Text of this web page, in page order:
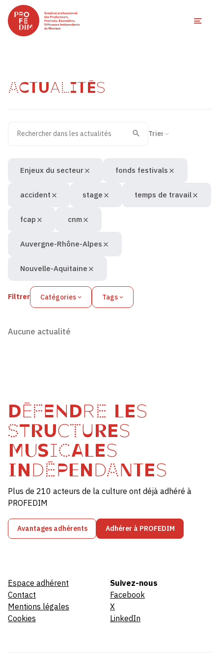
ACTUALITÉS
Recherche
Valider
Filtrer Catégories Tags
Enjeux du secteur fonds festivals
accident stage temps de travail
fcap cnm
Auvergne-Rhône-Alpes
Nouvelle-Aquitaine
Aucune actualité
DÉFENDRE LES
STRUCTURES
MUSICALES
INDÉPENDANTES
Plus de 210 acteurs de la culture ont déjà adhéré à
PROFEDIM
Avantages adhérents Adhérer à PROFEDIM
Espace adhérent
Contact
Mentions légales
Cookies
Suivez-nous
Facebook
X
LinkedIn